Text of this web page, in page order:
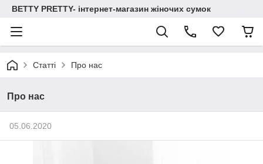
BETTY PRETTY- інтернет-магазин жіночих сумок
Статті Про нас
Про нас
05.06.2020